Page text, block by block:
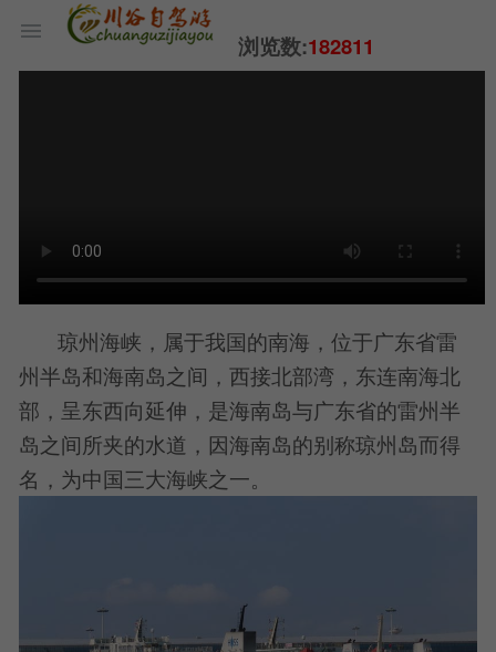
浏览数:182811
琼州海峡，属于我国的南海，位于广东省雷
州半岛和海南岛之间，西接北部湾，东连南海北
部，呈东西向延伸，是海南岛与广东省的雷州半
岛之间所夹的水道，因海南岛的别称琼州岛而得
名，为中国三大海峡之一。